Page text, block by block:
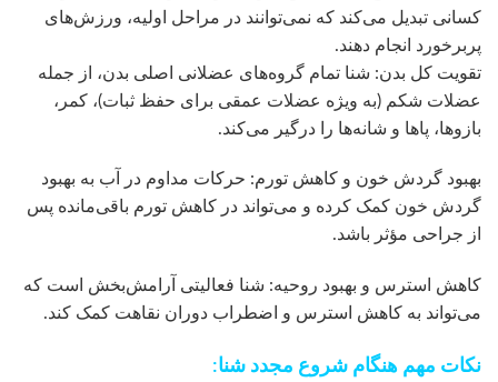
کسانی تبدیل می‌کند که نمی‌توانند در مراحل اولیه، ورزش‌های
پربرخورد انجام دهند.
تقویت کل بدن: شنا تمام گروه‌های عضلانی اصلی بدن، از جمله
عضلات شکم (به ویژه عضلات عمقی برای حفظ ثبات)، کمر،
بازوها، پاها و شانه‌ها را درگیر می‌کند.
بهبود گردش خون و کاهش تورم: حرکات مداوم در آب به بهبود
گردش خون کمک کرده و می‌تواند در کاهش تورم باقی‌مانده پس
از جراحی مؤثر باشد.
کاهش استرس و بهبود روحیه: شنا فعالیتی آرامش‌بخش است که
می‌تواند به کاهش استرس و اضطراب دوران نقاهت کمک کند.
نکات مهم هنگام شروع مجدد شنا: